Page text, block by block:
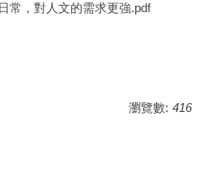
常，對人文的需求更強.pdf
瀏覽數: 416